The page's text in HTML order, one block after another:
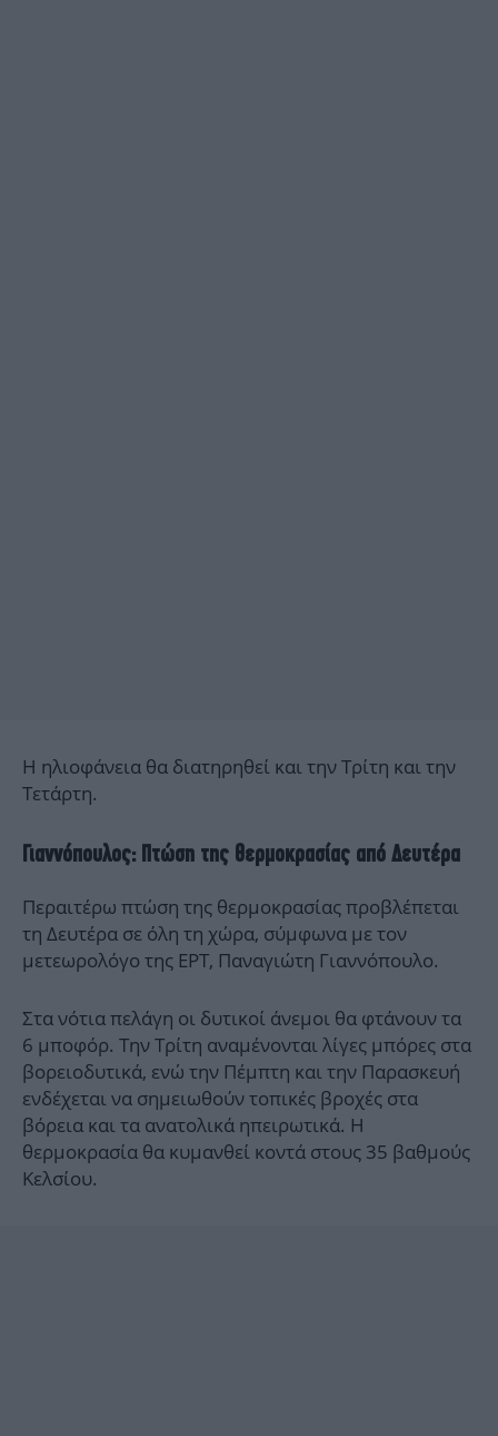
Η ηλιοφάνεια θα διατηρηθεί και την Τρίτη και την
Τετάρτη.
Γιαννόπουλος: Πτώση της θερμοκρασίας από Δευτέρα
Περαιτέρω πτώση της θερμοκρασίας προβλέπεται
τη Δευτέρα σε όλη τη χώρα, σύμφωνα με τον
μετεωρολόγο της ΕΡΤ, Παναγιώτη Γιαννόπουλο.
Στα νότια πελάγη οι δυτικοί άνεμοι θα φτάνουν τα
6 μποφόρ. Την Τρίτη αναμένονται λίγες μπόρες στα
βορειοδυτικά, ενώ την Πέμπτη και την Παρασκευή
ενδέχεται να σημειωθούν τοπικές βροχές στα
βόρεια και τα ανατολικά ηπειρωτικά. Η
θερμοκρασία θα κυμανθεί κοντά στους 35 βαθμούς
Κελσίου.